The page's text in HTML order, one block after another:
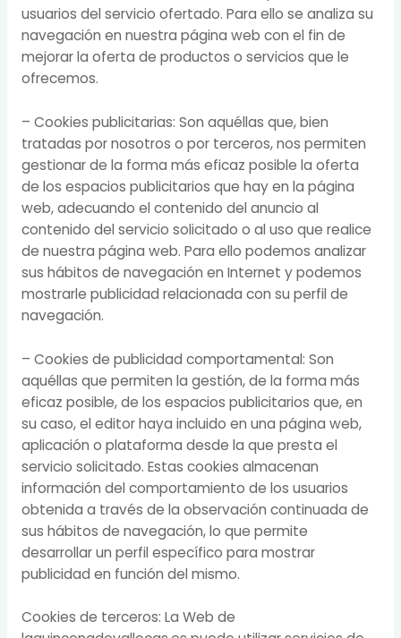
usuarios del servicio ofertado. Para ello se analiza su
navegación en nuestra página web con el fin de
mejorar la oferta de productos o servicios que le
ofrecemos.
– Cookies publicitarias: Son aquéllas que, bien
tratadas por nosotros o por terceros, nos permiten
gestionar de la forma más eficaz posible la oferta
de los espacios publicitarios que hay en la página
web, adecuando el contenido del anuncio al
contenido del servicio solicitado o al uso que realice
de nuestra página web. Para ello podemos analizar
sus hábitos de navegación en Internet y podemos
mostrarle publicidad relacionada con su perfil de
navegación.
– Cookies de publicidad comportamental: Son
aquéllas que permiten la gestión, de la forma más
eficaz posible, de los espacios publicitarios que, en
su caso, el editor haya incluido en una página web,
aplicación o plataforma desde la que presta el
servicio solicitado. Estas cookies almacenan
información del comportamiento de los usuarios
obtenida a través de la observación continuada de
sus hábitos de navegación, lo que permite
desarrollar un perfil específico para mostrar
publicidad en función del mismo.
Cookies de terceros: La Web de